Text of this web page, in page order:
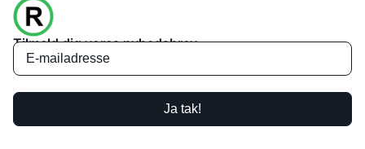
Tilmeld dig vores nyhedsbrev
Ja tak!